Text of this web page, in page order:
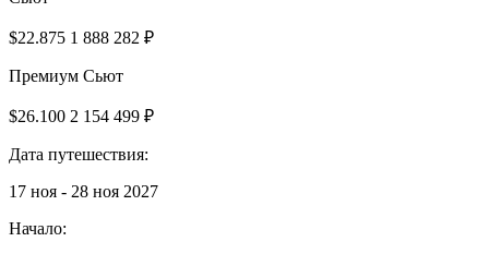
$22.875 1 888 282 ₽
Премиум Сьют
$26.100 2 154 499 ₽
Дата путешествия:
17 ноя - 28 ноя 2027
Начало: